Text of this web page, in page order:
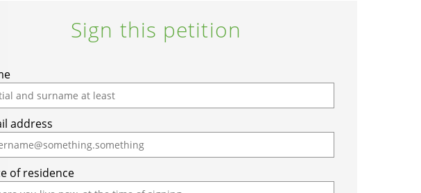
Sign this petition
address
of residence